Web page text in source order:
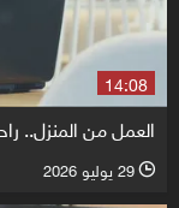
14:08
العمل من المنزل..
l 29 يوليو 2026